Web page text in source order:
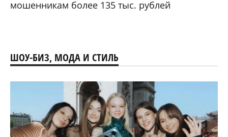
мошенникам более 135 тыс. рублей
ШОУ-БИЗ, МОДА И СТИЛЬ